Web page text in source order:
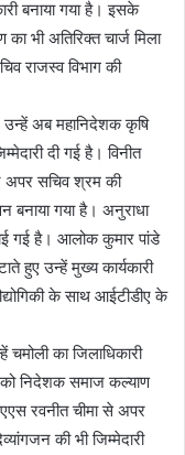
बनाया गया है। इसके
भी अतिरिक्त चार्ज मिला
राजस्व विभाग की
उन्हें अब महानिदेशक कृषि
दी गई है। विनीत
अपर सचिव श्रम की
बनाया गया है। अनुराधा
गई है। आलोक कुमार पांडे
हुए उन्हें मुख्य कार्यकारी
के साथ आईटीडीए के
का जिलाधिकारी
को निदेशक समाज कल्याण
रवनीत चीमा से अपर
की भी जिम्मेदारी